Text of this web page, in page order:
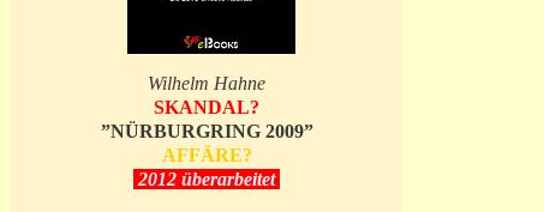
Wilhelm Hahne
SKANDAL?
”NÜRBURGRING 2009”
AFFÄRE?
2012 überarbeitet